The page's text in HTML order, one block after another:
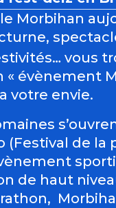
Morbihan
vous
« évènement
votre envie.
(Festival de la
de haut